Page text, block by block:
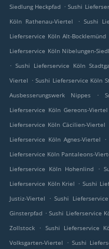
Siedlung Heckpfad . Sushi
Köln Rathenau-Viertel
. Sushi
Lieferservice Köln Alt-Bocklemünd
Lieferservice Köln Nibelungen-
. Sushi Lieferservice Köln
Viertel . Sushi Lieferservice Köln
Ausbesserungswerk Nippes
.
Lieferservice Köln Gereons-Viertel
Lieferservice Köln Cäcilien-Viertel
Lieferservice Köln Agnes-Viertel
.
Lieferservice Köln Pantaleons-
Lieferservice Köln Hohenlind
.
Lieferservice Köln Kriel . Sushi
Justiz-Viertel
. Sushi
Ginsterpfad . Sushi Lieferservice
Zollstock
. Sushi Lieferservice
Volksgarten-Viertel
. Sushi